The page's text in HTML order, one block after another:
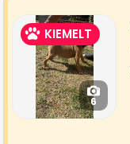
KIEMELT
6